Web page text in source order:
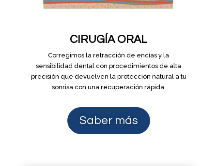
CIRUGÍA ORAL
Corregimos la retracción de encías y la
sensibilidad dental con procedimientos de alta
precisión que devuelven la protección natural a tu
sonrisa con una recuperación rápida.
Saber más